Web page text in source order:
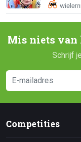
Mis niets van
Schrijf
Competities